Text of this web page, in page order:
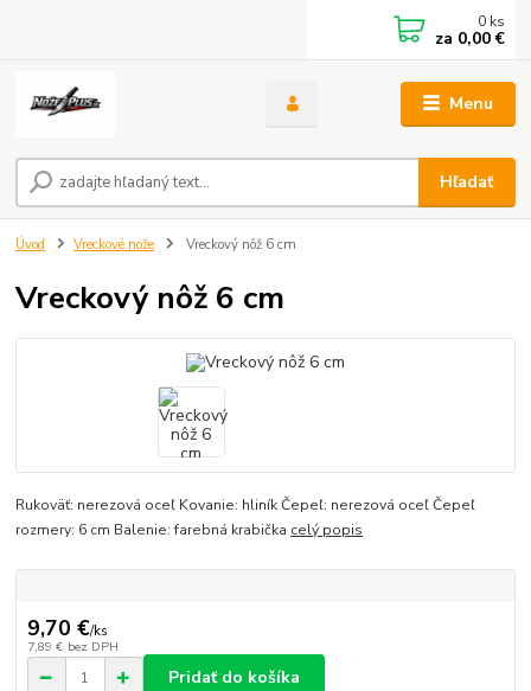
Menu
Hľadať
0 ks
za 0,00 €
Úvod Vreckové nože Vreckový nôž 6 cm
Vreckový nôž 6 cm
Rukoväť: nerezová oceľ Kovanie: hliník Čepeľ: nerezová oceľ Čepeľ
rozmery: 6 cm Balenie: farebná krabička celý popis
9,70 €/ks
7,89 € bez DPH
Pridať do košíka